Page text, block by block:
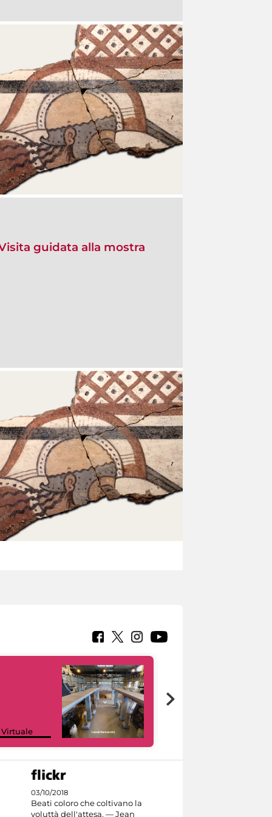
guidata alla mostra
Virtuale
03/10/2018
Beati coloro che coltivano la
voluttà dell'attesa. — Jean